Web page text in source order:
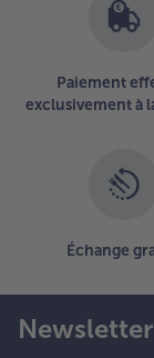
Paiement
exclusivement à
Échange
Newsletter